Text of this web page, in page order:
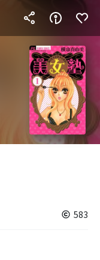
583